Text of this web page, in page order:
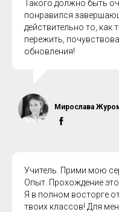
Такого должно быть
понравился
действительно то, как
пережить,
обновления!
Мирослава
Учитель. Прими мою
Опыт. Прохождение
Я в полном восторге
твоих классов! Для